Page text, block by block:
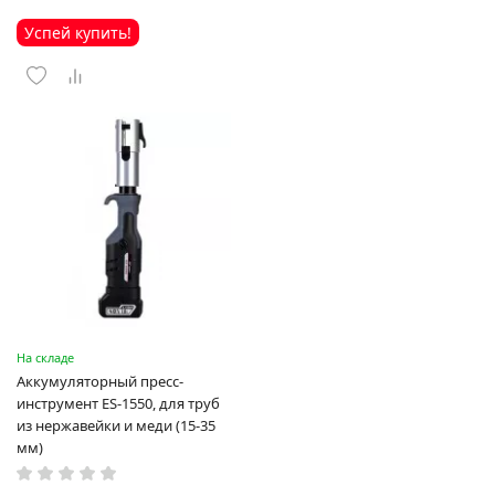
Успей купить!
На складе
Аккумуляторный пресс-
инструмент ES-1550, для труб
из нержавейки и меди (15-35
мм)